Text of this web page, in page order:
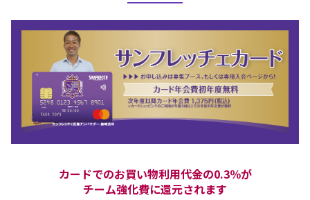
カードでのお買い物利用代金の0.3％が
チーム強化費に還元されます